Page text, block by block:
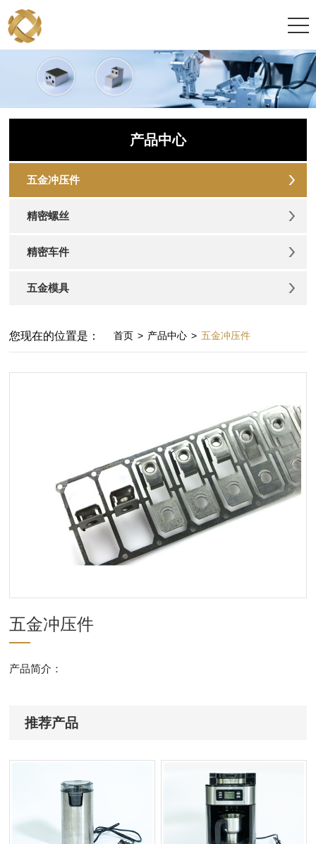
产品中心
五金冲压件
精密螺丝
精密车件
五金模具
您现在的位置是： 首页 > 产品中心 > 五金冲压件
五金冲压件
产品简介：
推荐产品